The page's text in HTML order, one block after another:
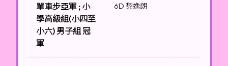
單車步亞軍 ; 小
學高級組(小四至
小六) 男子組 冠
軍
6D 黎逸朗